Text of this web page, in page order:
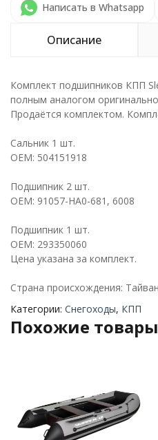
Написать в Whatsapp
Описание
Комплект подшипников КПП
полным аналогом
Продаётся комплектом.
Сальник 1 шт.
OEM: 504151918
Подшипник 2 шт.
OEM: 91057-HA0-681, 6008
Подшипник 1 шт.
OEM: 293350060
Цена указана за комплект.
Страна происхождения:
Категории: Снегоходы, КПП
Похожие товары